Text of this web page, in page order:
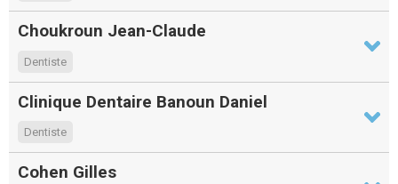
Choukroun Jean-Claude
Dentiste
Clinique Dentaire Banoun Daniel
Dentiste
Cohen Gilles